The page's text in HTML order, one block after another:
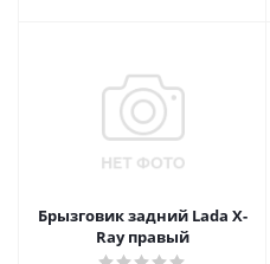
Брызговик задний Lada X-
Ray правый